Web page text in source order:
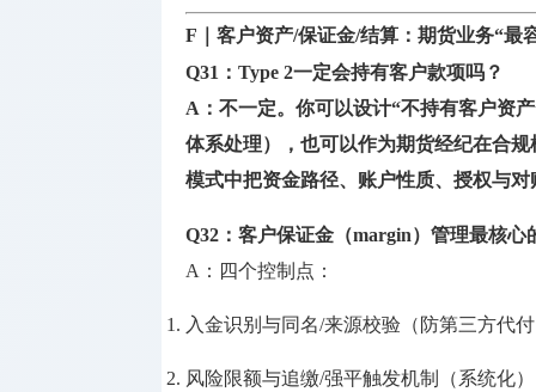
F｜客户资产/保证金/结算：期货业务“最
Q31：Type 2一定会持有客户款项吗？
A： 不一定。你可以设计“不持有客户资
体系处理），也可以作为期货经纪在合
模式中把资金路径、账户性质、授权与对
Q32：客户保证金（margin）管理最核心
A：四个控制点：
入金识别与同名/来源校验（防第三方代
风险限额与追缴/强平触发机制（系统化